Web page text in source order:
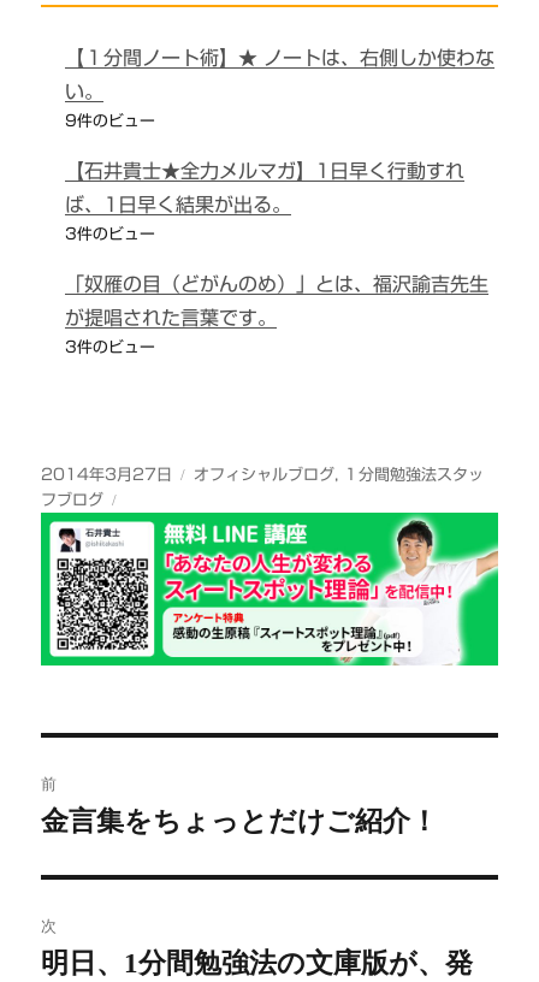
【１分間ノート術】★ ノートは、右側しか使わな
い。
9件のビュー
【石井貴士★全力メルマガ】1日早く行動すれ
ば、1日早く結果が出る。
3件のビュー
「奴雁の目（どがんのめ）」とは、福沢諭吉先生
が提唱された言葉です。
3件のビュー
投
稿
日:
2014年3月27日
カ
ゴ
リ
ー
オフィシャルブログ,
１分間勉強法スタッ
フブログ
稿
ビ
ゲ
前
前
稿:
金言集をちょっとだけご紹介！
次
次
明日、1分間勉強法の文庫版が、発